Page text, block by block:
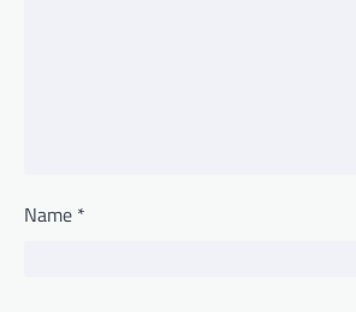
Name *